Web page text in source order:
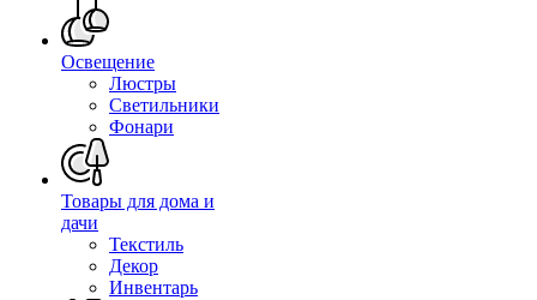
Освещение
Люстры
Светильники
Фонари
Товары для дома и
дачи
Текстиль
Декор
Инвентарь